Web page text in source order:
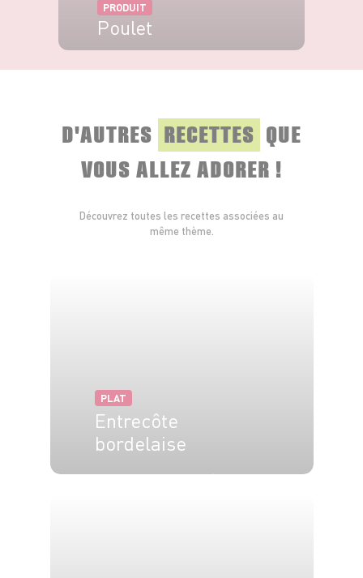
PRODUIT
Poulet
D'AUTRES RECETTES QUE
VOUS ALLEZ ADORER !
Découvrez toutes les recettes associées au
même thème.
PLAT
Entrecôte
bordelaise